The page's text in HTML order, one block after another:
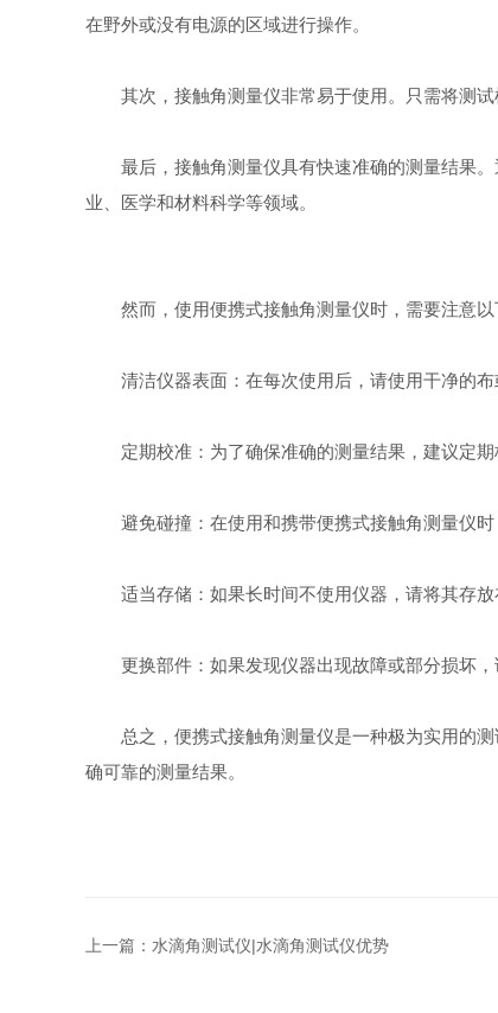
在野外或没有电源的区域进行操作。
其次，接触角测量仪非常易于使用。只需将测试
最后，接触角测量仪具有快速准确的测量结果。
业、医学和材料科学等领域。
然而，使用便携式接触角测量仪时，需要注意以
清洁仪器表面：在每次使用后，请使用干净的布
定期校准：为了确保准确的测量结果，建议定期
避免碰撞：在使用和携带便携式接触角测量仪时
适当存储：如果长时间不使用仪器，请将其存放
更换部件：如果发现仪器出现故障或部分损坏，
总之，便携式接触角测量仪是一种极为实用的测
确可靠的测量结果。
上一篇： 水滴角测试仪|水滴角测试仪优势